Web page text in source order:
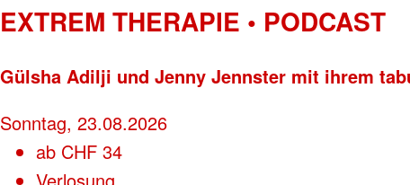
EXTREM THERAPIE • PODCAST
Gülsha Adilji und Jenny Jennster mit ihrem
Sonntag, 23.08.2026
ab CHF 34
Verlosung